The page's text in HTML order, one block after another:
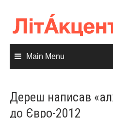
content
Main Menu
Дереш написав
до Євро-2012